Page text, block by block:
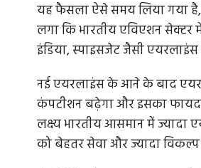
यह फैसला ऐसे समय लिया गया
लगा कि भारतीय एविएशन
इंडिया, स्‍पाइसजेट जैसी
नई एयरलाइंस के आने के बाद
कंपटीशन बढ़ेगा और इसका फायदा
लक्ष्य भारतीय आसमान में ज्यादा
को बेहतर सेवा और ज्यादा